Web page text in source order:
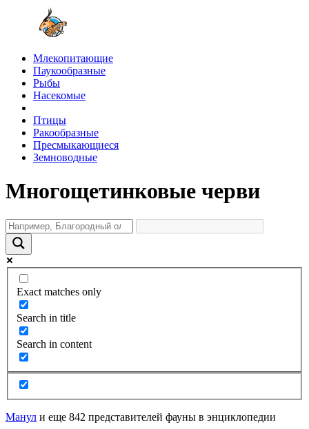
Млекопитающие
Паукообразные
Рыбы
Насекомые
Птицы
Ракообразные
Пресмыкающиеся
Земноводные
Многощетинковые черви
Exact matches only
Search in title
Search in content
Манул и еще 842 представителей фауны в энциклопедии